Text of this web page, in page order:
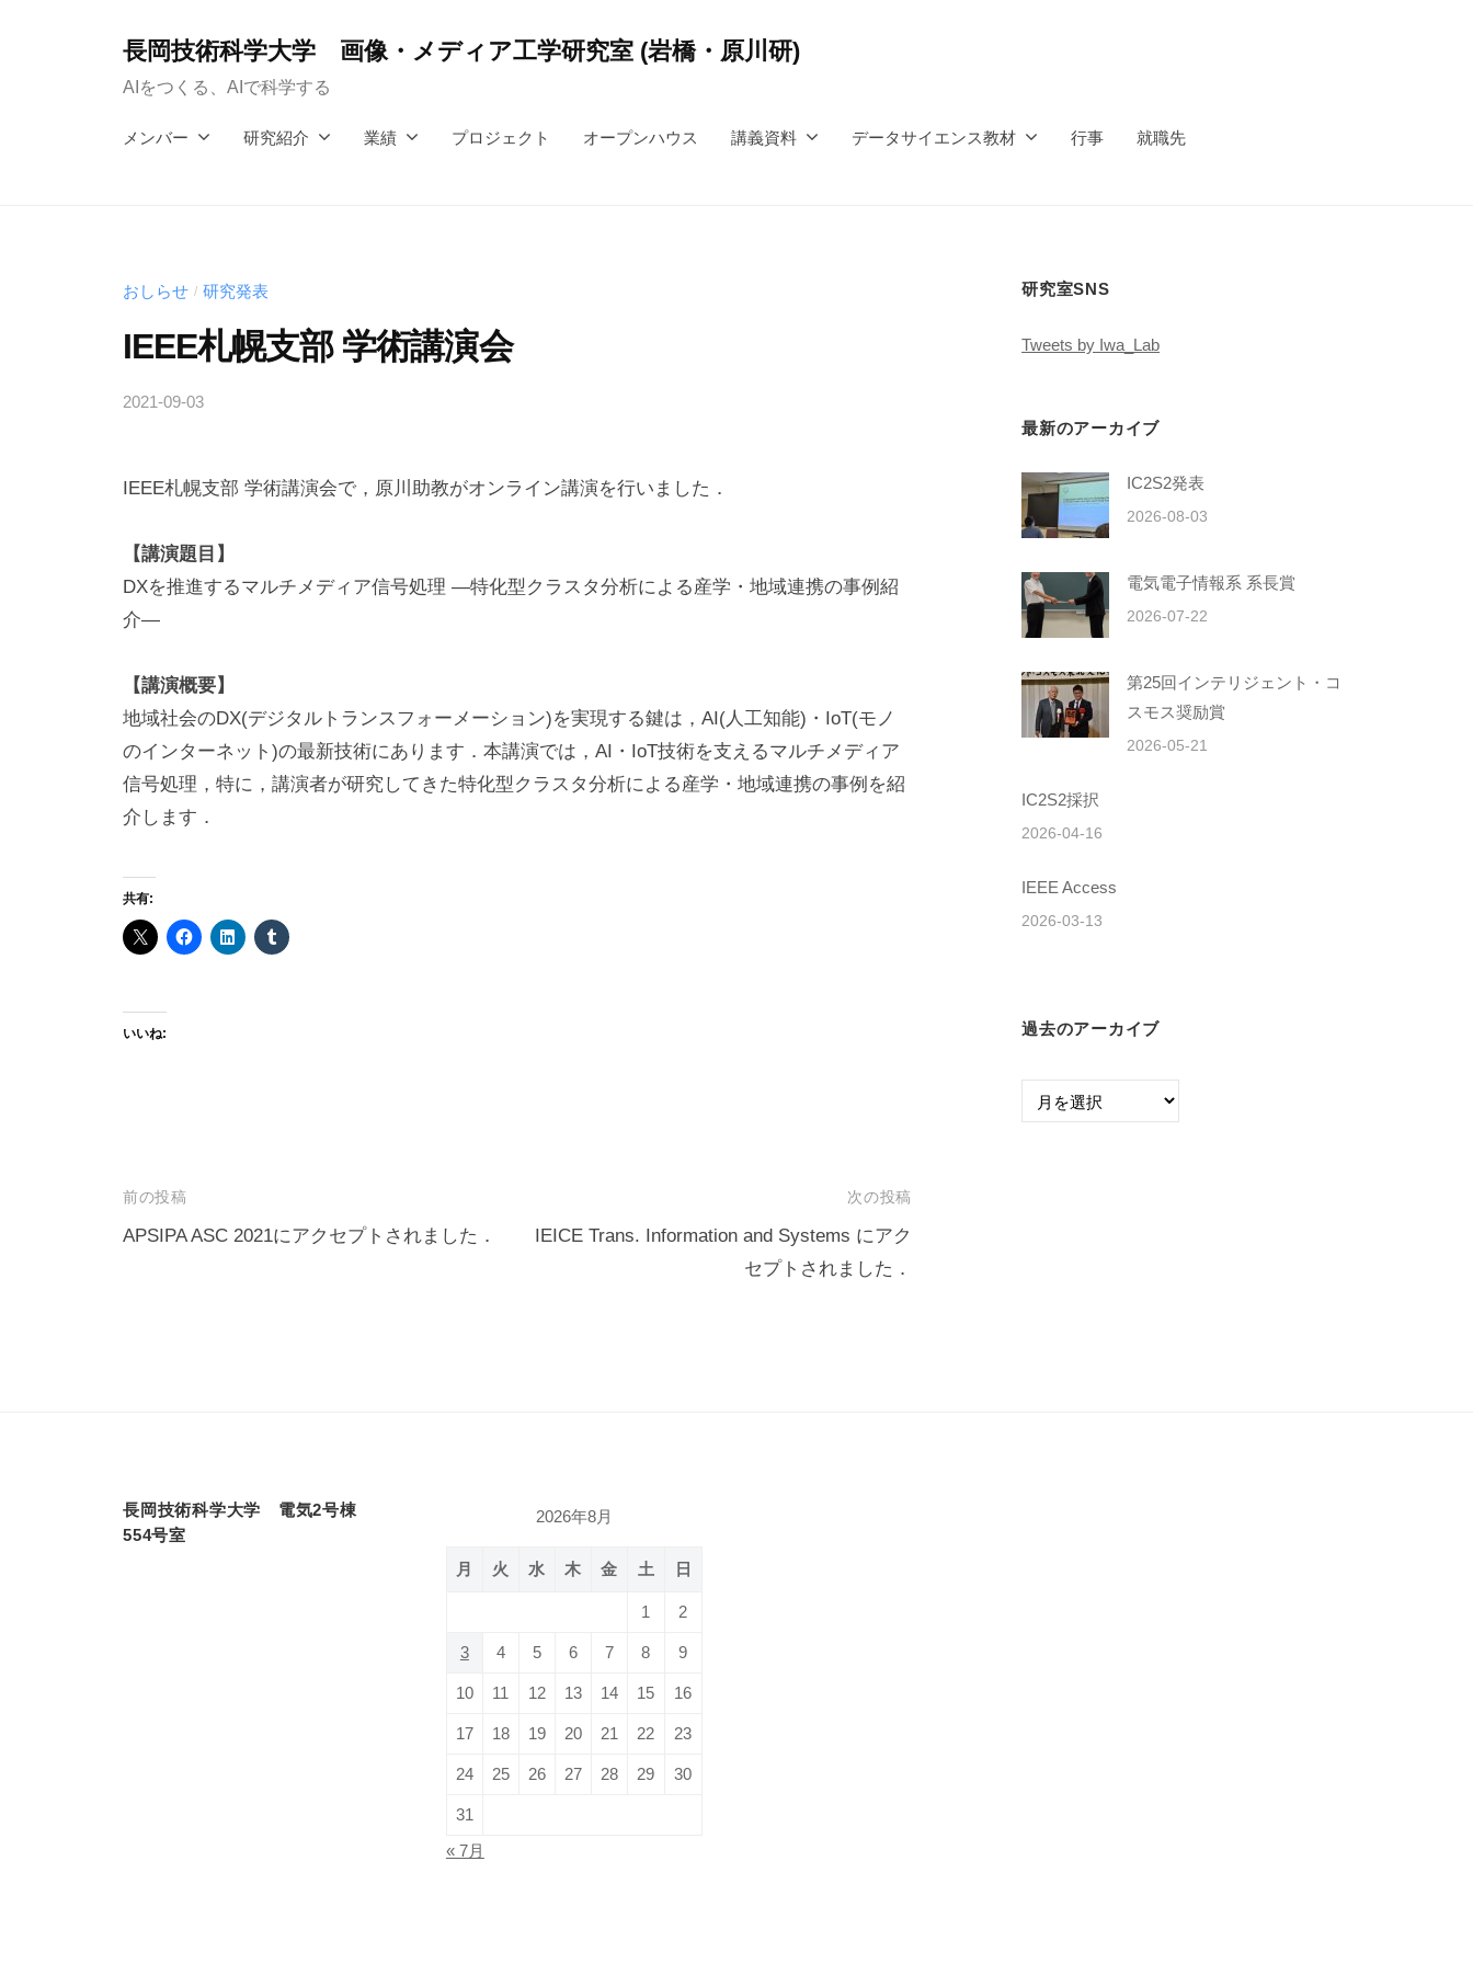
長岡技術科学大学 画像・メディア工学研究室 (岩橋・原川研)
AIをつくる、AIで科学する
メンバー 研究紹介 業績 プロジェクト オープンハウス 講義資料 データサイエンス教材 行事 就職先
おしらせ / 研究発表
IEEE札幌支部 学術講演会
2021-09-03
a
a
k
IEEE札幌支部 学術講演会で，原川助教がオンライン講演を行いました．
【講演題目】
DXを推進するマルチメディア信号処理 ―特化型クラスタ分析による産学・地域連携の事例紹
介―
【講演概要】
地域社会のDX(デジタルトランスフォーメーション)を実現する鍵は，AI(人工知能)・IoT(モノ
のインターネット)の最新技術にあります．本講演では，AI・IoT技術を支えるマルチメディア
信号処理，特に，講演者が研究してきた特化型クラスタ分析による産学・地域連携の事例を紹
介します．
共有:
いいね:
投
稿
前の投稿
APSIPA ASC 2021にアクセプトされました．
次の投稿
IEICE Trans. Information and Systems にアク
セプトされました．
研究室SNS
Tweets by Iwa_Lab
最新のアーカイブ
IC2S2発表
2026-08-03
電気電子情報系 系長賞
2026-07-22
第25回インテリジェント・コ
スモス奨励賞
2026-05-21
IC2S2採択
2026-04-16
IEEE Access
2026-03-13
過去のアーカイブ
過
長岡技術科学大学 電気2号棟
554号室
2026年8月
月 火 水 木 金 土 日
1 2
3 4 5 6 7 8 9
10 11 12 13 14 15 16
17 18 19 20 21 22 23
24 25 26 27 28 29 30
31
« 7月